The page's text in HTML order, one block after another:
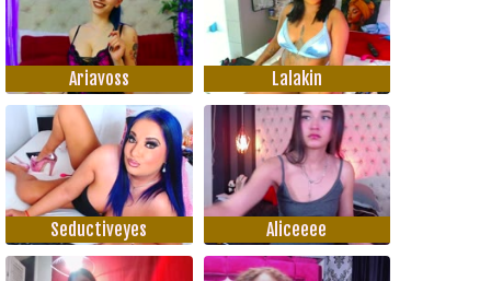
Ariavoss Lalakin
Seductiveyes Aliceeee